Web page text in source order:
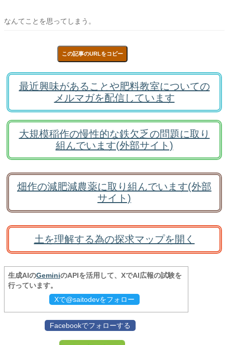
なんてことを思ってしまう。
この記事のURLをコピー
最近興味があることや肥料教室についての
メルマガを配信しています
大規模稲作の慢性的な鉄欠乏の問題に取り
組んでいます(外部サイト)
畑作の減肥減農薬に取り組んでいます(外部
サイト)
土を理解する為の探求マップを開く
生成AIのGeminiのAPIを活用して、XでAI広報の試験を
行っています。
Xで@saitodevをフォロー
Facebookでフォローする